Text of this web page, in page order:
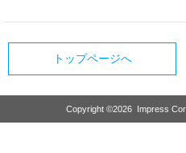
トップページへ
Copyright ©2026 Impress